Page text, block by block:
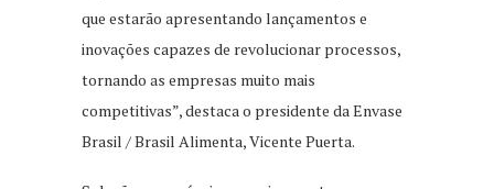
que estarão apresentando lançamentos e
inovações capazes de revolucionar processos,
tornando as empresas muito mais
competitivas”, destaca o presidente da Envase
Brasil / Brasil Alimenta, Vicente Puerta.